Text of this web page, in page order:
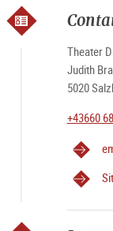
Theater
Judith
5020
+43660